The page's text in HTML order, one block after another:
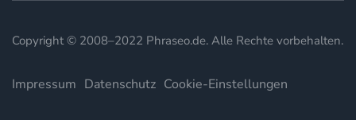
Copyright © 2008–2022 Phraseo.de. Alle Rechte vorbehalten.
Impressum Datenschutz Cookie-Einstellungen